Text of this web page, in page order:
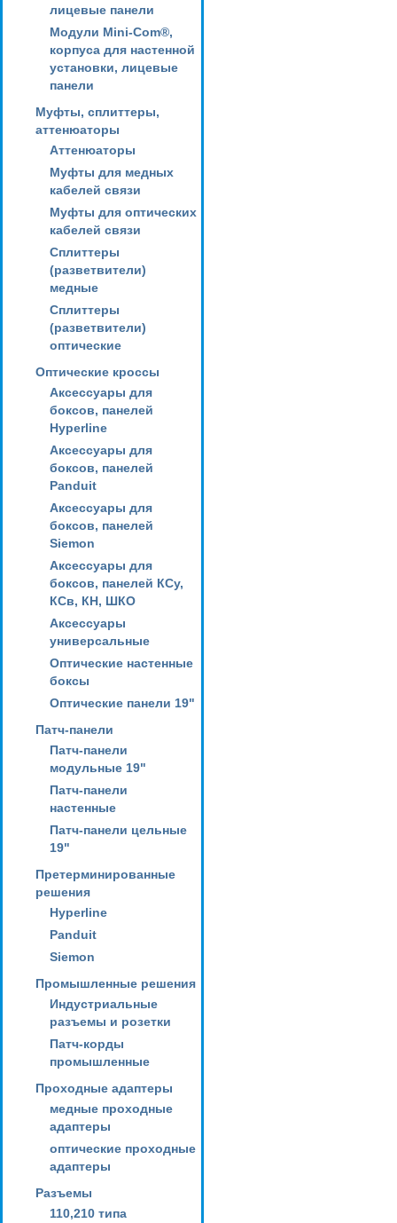
лицевые панели
Модули Mini-Com®,
корпуса для настенной
установки, лицевые
панели
Муфты, сплиттеры,
аттенюаторы
Аттенюаторы
Муфты для медных
кабелей связи
Муфты для оптических
кабелей связи
Сплиттеры
(разветвители)
медные
Сплиттеры
(разветвители)
оптические
Оптические кроссы
Аксессуары для
боксов, панелей
Hyperline
Аксессуары для
боксов, панелей
Panduit
Аксессуары для
боксов, панелей
Siemon
Аксессуары для
боксов, панелей КСу,
КСв, КН, ШКО
Аксессуары
универсальные
Оптические настенные
боксы
Оптические панели 19"
Патч-панели
Патч-панели
модульные 19"
Патч-панели
настенные
Патч-панели цельные
19"
Претерминированные
решения
Hyperline
Panduit
Siemon
Промышленные решения
Индустриальные
разъемы и розетки
Патч-корды
промышленные
Проходные адаптеры
медные проходные
адаптеры
оптические проходные
адаптеры
Разъемы
110,210 типа